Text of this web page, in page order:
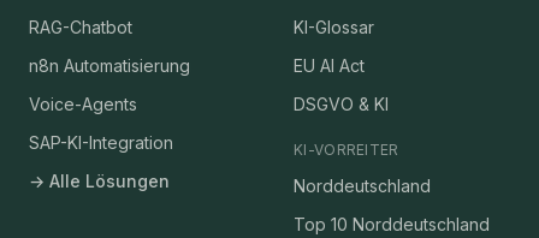
RAG-Chatbot
n8n Automatisierung
Voice-Agents
SAP-KI-Integration
→ Alle Lösungen
KI-Glossar
EU AI Act
DSGVO & KI
KI-VORREITER
Norddeutschland
Top 10 Norddeutschland